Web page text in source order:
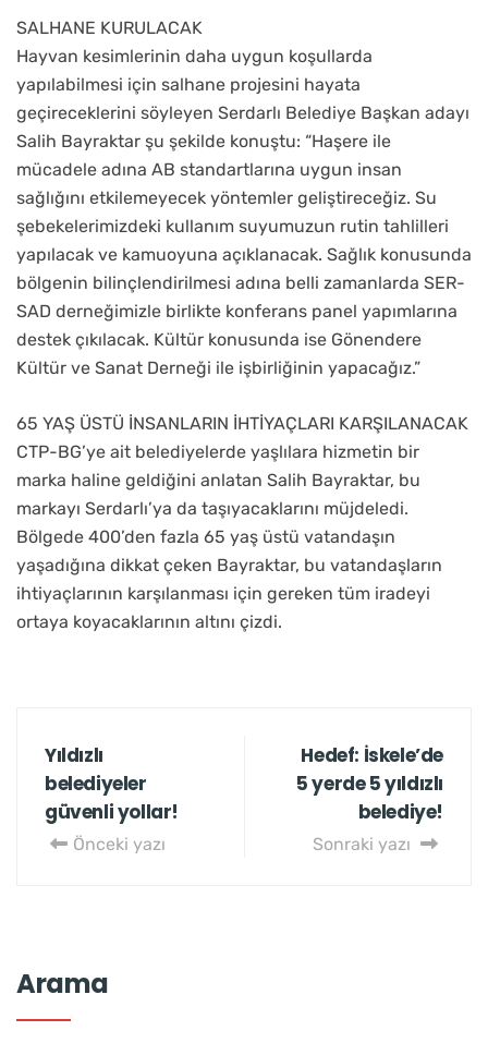
SALHANE KURULACAK
Hayvan kesimlerinin daha uygun koşullarda
yapılabilmesi için salhane projesini hayata
geçireceklerini söyleyen Serdarlı Belediye Başkan adayı
Salih Bayraktar şu şekilde konuştu: “Haşere ile
mücadele adına AB standartlarına uygun insan
sağlığını etkilemeyecek yöntemler geliştireceğiz. Su
şebekelerimizdeki kullanım suyumuzun rutin tahlilleri
yapılacak ve kamuoyuna açıklanacak. Sağlık konusunda
bölgenin bilinçlendirilmesi adına belli zamanlarda SER-
SAD derneğimizle birlikte konferans panel yapımlarına
destek çıkılacak. Kültür konusunda ise Gönendere
Kültür ve Sanat Derneği ile işbirliğinin yapacağız.”
65 YAŞ ÜSTÜ İNSANLARIN İHTİYAÇLARI KARŞILANACAK
CTP-BG’ye ait belediyelerde yaşlılara hizmetin bir
marka haline geldiğini anlatan Salih Bayraktar, bu
markayı Serdarlı’ya da taşıyacaklarını müjdeledi.
Bölgede 400’den fazla 65 yaş üstü vatandaşın
yaşadığına dikkat çeken Bayraktar, bu vatandaşların
ihtiyaçlarının karşılanması için gereken tüm iradeyi
ortaya koyacaklarının altını çizdi.
Yıldızlı
belediyeler
güvenli yollar!
Önceki yazı
Hedef: İskele’de
5 yerde 5 yıldızlı
belediye!
Sonraki yazı
Arama